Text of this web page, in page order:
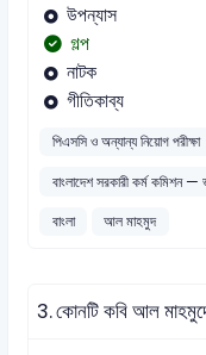
উপন্যাস
গল্প
নাটক
গীতিকাব্য
পিএসসি ও অন্যান্য নিয়োগ পরীক্ষা
বাংলাদেশ সরকারী কর্ম কমিশন
বাংলা
আল মাহমুদ
3.কোনটি কবি আল